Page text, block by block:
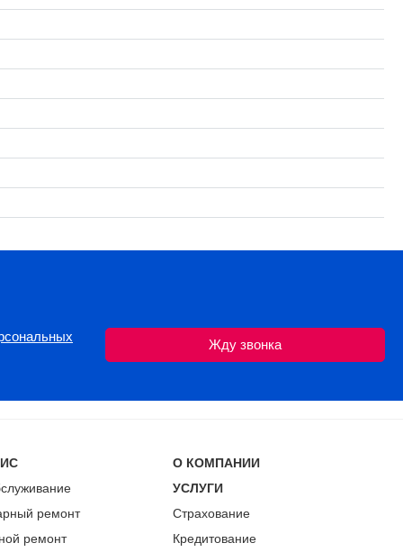
ремонт
ремонт
О КОМПАНИИ
УСЛУГИ
Страхование
Кредитование